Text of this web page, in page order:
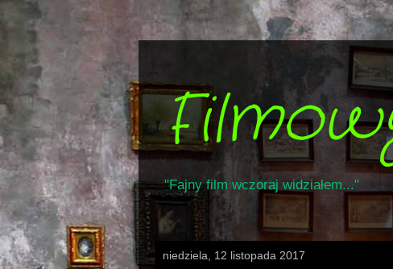
"Fajny film wczoraj widziałem..."
niedziela, 12 listopada 2017